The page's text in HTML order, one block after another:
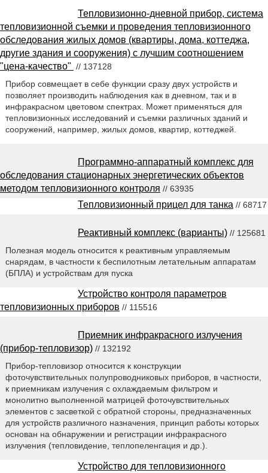
Тепловизионно-дневной прибор, система
тепловизионной съемки и проведения тепловизионного
обследования жилых домов (квартиры, дома, коттеджа,
другие здания и сооружения) с лучшим соотношением
"цена-качество" // 137128
Прибор совмещает в себе функции сразу двух устройств и
позволяет производить наблюдения как в дневном, так и в
инфракрасном цветовом спектрах. Может применяться для
тепловизионных исследований и съемки различных зданий и
сооружений, например, жилых домов, квартир, коттеджей.
Программно-аппаратный комплекс для
обследования стационарных энергетических объектов
методом тепловизионного контроля // 63935
Тепловизионный прицел для танка // 68717
Реактивный комплекс (варианты) // 125681
Полезная модель относится к реактивным управляемым
снарядам, в частности к беспилотным летательным аппаратам
(БПЛА) и устройствам для пуска
Устройство контроля параметров
тепловизионных приборов // 115516
Приемник инфракрасного излучения
(прибор-тепловизор) // 132192
Прибор-тепловизор относится к конструкции
фоточувствительных полупроводниковых приборов, в частности,
к приемникам излучения с охлаждаемым фильтром и
монолитно выполненной матрицей фоточувствительных
элементов с засветкой с обратной стороны, предназначенных
для устройств различного назначения, принцип работы которых
основан на обнаружении и регистрации инфракрасного
излучения (тепловидение, теплопеленгация и др.).
Устройство для тепловизионного